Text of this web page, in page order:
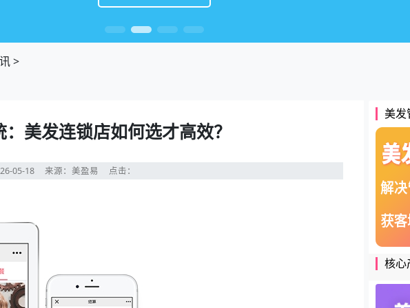
>
美发连锁店如何选才高效？
05-18来源：美盈易 点击：
美发
核心